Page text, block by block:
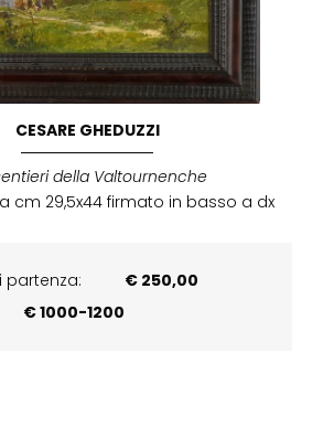
CESARE GHEDUZZI
della Valtournenche
cm 29,5x44 firmato in basso a dx
partenza:
€ 250,00
€ 1000-1200